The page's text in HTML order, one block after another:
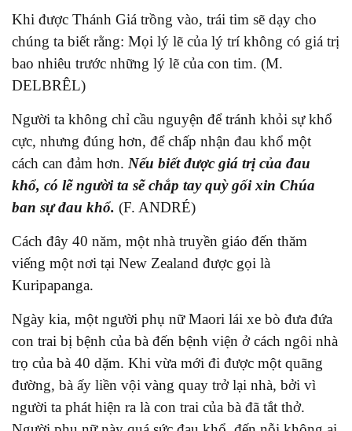
Khi được Thánh Giá trồng vào, trái tim sẽ dạy cho
chúng ta biết rằng: Mọi lý lẽ của lý trí không có giá trị
bao nhiêu trước những lý lẽ của con tim. (M.
DELBRÊL)
Người ta không chỉ cầu nguyện để tránh khỏi sự khổ
cực, nhưng đúng hơn, để chấp nhận đau khổ một
cách can đảm hơn. Nếu biết được giá trị của đau
khổ, có lẽ người ta sẽ chắp tay quỳ gối xin Chúa
ban sự đau khổ. (F. ANDRÉ)
Cách đây 40 năm, một nhà truyền giáo đến thăm
viếng một nơi tại New Zealand được gọi là
Kuripapanga.
Ngày kia, một người phụ nữ Maori lái xe bò đưa đứa
con trai bị bệnh của bà đến bệnh viện ở cách ngôi nhà
trọ của bà 40 dặm. Khi vừa mới đi được một quãng
đường, bà ấy liền vội vàng quay trở lại nhà, bởi vì
người ta phát hiện ra là con trai của bà đã tắt thở.